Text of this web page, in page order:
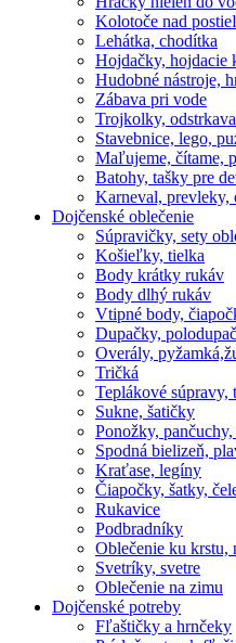
Kolotoče nad
Lehátka, chodítka
Hojdačky, hojdacie
Hudobné nástroje,
Zábava pri vode
Trojkolky,
Stavebnice, lego,
Maľujeme, čítame,
Batohy, tašky pre
Karneval, prevleky,
Dojčenské oblečenie
Súpravičky, sety
Košieľky, tielka
Body krátky rukáv
Body dlhý rukáv
Vtipné body,
Dupačky,
Overály,
Tričká
Teplákové
Sukne, šatičky
Ponožky,
Spodná bielizeň,
Kraťase, legíny
Čiapočky, šatky,
Rukavice
Podbradníky
Oblečenie ku krstu,
Svetríky, svetre
Oblečenie na zimu
Dojčenské potreby
Fľaštičky a hrnčeky